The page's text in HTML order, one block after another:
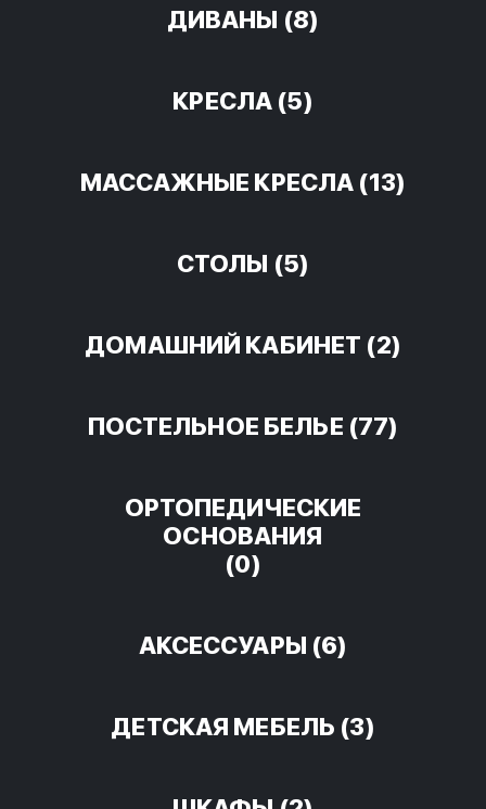
ДИВАНЫ (8)
КРЕСЛА (5)
МАССАЖНЫЕ КРЕСЛА (13)
СТОЛЫ (5)
ДОМАШНИЙ КАБИНЕТ (2)
ПОСТЕЛЬНОЕ БЕЛЬЕ (77)
ОРТОПЕДИЧЕСКИЕ
ОСНОВАНИЯ
(0)
АКСЕССУАРЫ (6)
ДЕТСКАЯ МЕБЕЛЬ (3)